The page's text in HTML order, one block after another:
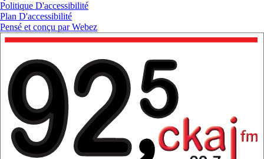
Politique D'accessibilité
Plan D'accessibilité
Pensé et conçu parWebez